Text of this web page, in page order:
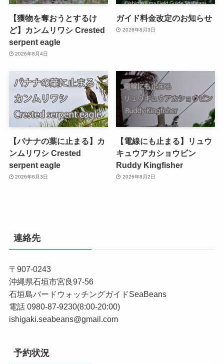
【獲物を奪おうとするけ
ど】カンムリワシ Crested
serpent eagle
2026年8月4日
ガイド料金改定のお知らせ
2026年8月3日
【バナナの葉に止まる】カ
ンムリワシ Crested
serpent eagle
2026年8月3日
【電線にも止まる】リュウ
キュウアカショウビン
Ruddy Kingfisher
2026年8月2日
連絡先
〒907-0243
沖縄県石垣市宮良97-56
石垣島バードウォッチングガイドSeaBeans
電話 0980-87-9230(8:00-20:00)
ishigaki.seabeans@gmail.com
予約状況